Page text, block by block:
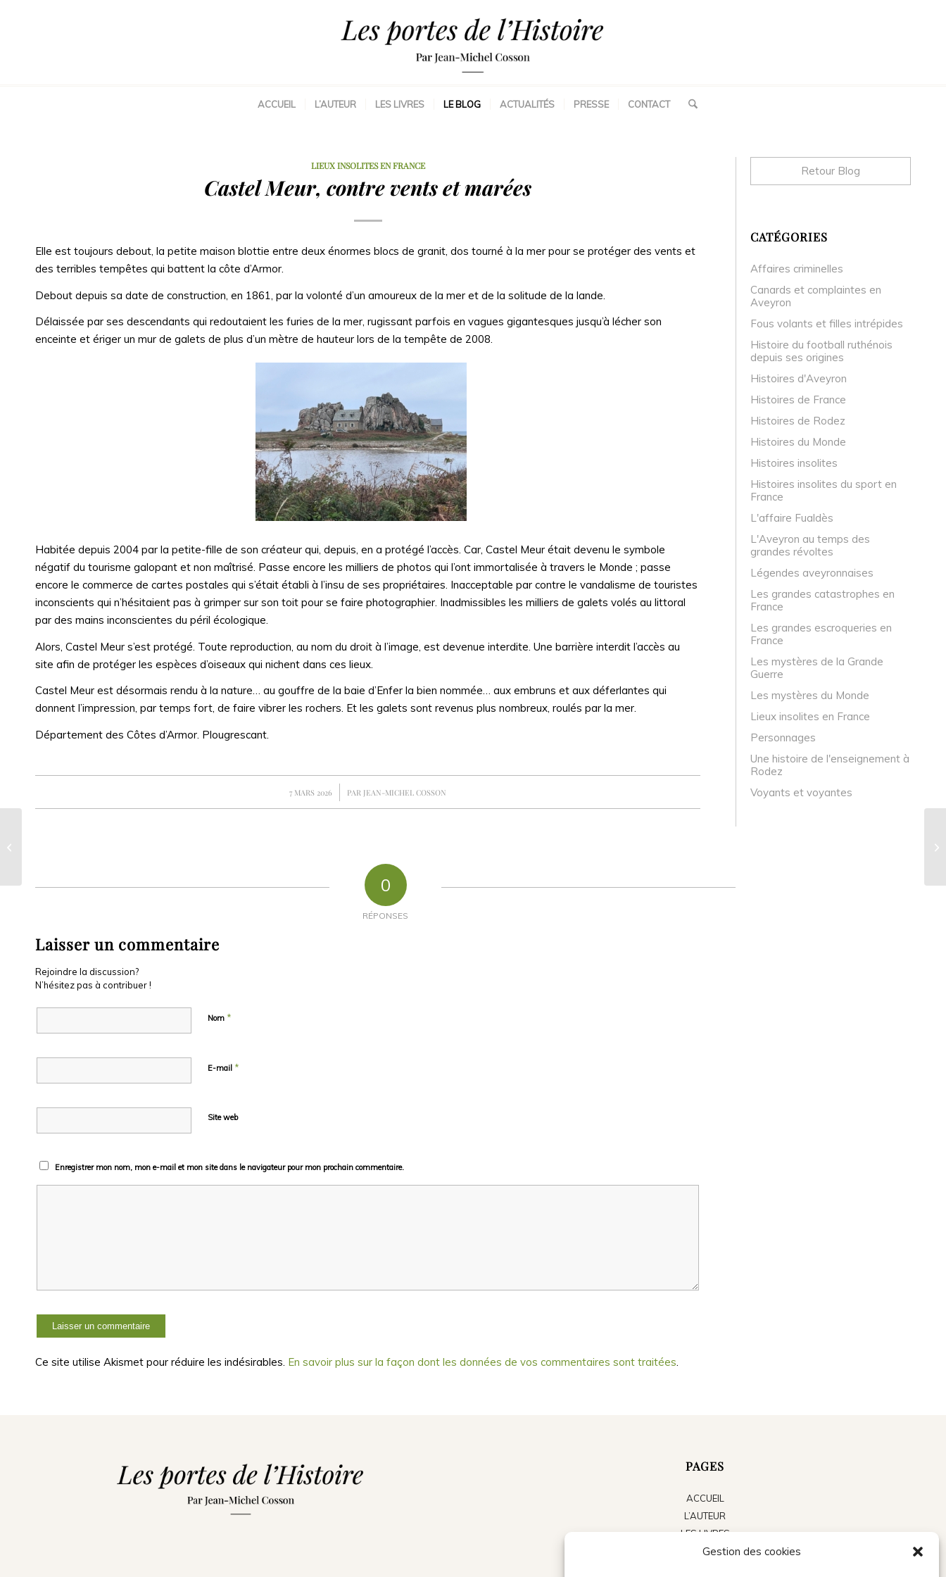
Gestion des cookies
ACCUEIL L’AUTEUR LES LIVRES LE BLOG ACTUALITÉS PRESSE CONTACT
LIEUX INSOLITES EN FRANCE
Castel Meur, contre vents et marées
Elle est toujours debout, la petite maison blottie entre deux énormes blocs de granit, dos tourné à la mer pour se protéger des vents et
des terribles tempêtes qui battent la côte d’Armor.
Debout depuis sa date de construction, en 1861, par la volonté d’un amoureux de la mer et de la solitude de la lande.
Délaissée par ses descendants qui redoutaient les furies de la mer, rugissant parfois en vagues gigantesques jusqu’à lécher son
enceinte et ériger un mur de galets de plus d’un mètre de hauteur lors de la tempête de 2008.
Habitée depuis 2004 par la petite-fille de son créateur qui, depuis, en a protégé l’accès. Car, Castel Meur était devenu le symbole
négatif du tourisme galopant et non maîtrisé. Passe encore les milliers de photos qui l’ont immortalisée à travers le Monde ; passe
encore le commerce de cartes postales qui s’était établi à l’insu de ses propriétaires. Inacceptable par contre le vandalisme de touristes
inconscients qui n’hésitaient pas à grimper sur son toit pour se faire photographier. Inadmissibles les milliers de galets volés au littoral
par des mains inconscientes du péril écologique.
Alors, Castel Meur s’est protégé. Toute reproduction, au nom du droit à l’image, est devenue interdite. Une barrière interdit l’accès au
site afin de protéger les espèces d’oiseaux qui nichent dans ces lieux.
Castel Meur est désormais rendu à la nature… au gouffre de la baie d’Enfer la bien nommée… aux embruns et aux déferlantes qui
donnent l’impression, par temps fort, de faire vibrer les rochers. Et les galets sont revenus plus nombreux, roulés par la mer.
Département des Côtes d’Armor. Plougrescant.
7 MARS 2026
/ PAR JEAN-MICHEL COSSON
0
RÉPONSES
Laisser un commentaire
Rejoindre la discussion?
N’hésitez pas à contribuer !
Nom *
E-mail *
Site web
Enregistrer mon nom, mon e-mail et mon site dans le navigateur pour mon prochain commentaire.
Ce site utilise Akismet pour réduire les indésirables. En savoir plus sur la façon dont les données de vos commentaires sont traitées
Retour Blog
CATÉGORIES
Affaires criminelles
Canards et complaintes en
Aveyron
Fous volants et filles intrépides
Histoire du football ruthénois
depuis ses origines
Histoires d'Aveyron
Histoires de France
Histoires de Rodez
Histoires du Monde
Histoires insolites
Histoires insolites du sport en
France
L'affaire Fualdès
L'Aveyron au temps des
grandes révoltes
Légendes aveyronnaises
Les grandes catastrophes en
France
Les grandes escroqueries en
France
Les mystères de la Grande
Guerre
Les mystères du Monde
Lieux insolites en France
Personnages
Une histoire de l'enseignement à
Rodez
Voyants et voyantes
PAGES
ACCUEIL
L’AUTEUR
LES LIVRES
LE BLOG